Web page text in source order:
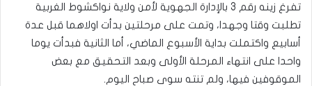
تفرغ زينه رقم 3 بالإدارة الجهوية لأمن ولاية نواكشوط الغربية
تطلبت وقتا وجهدا، وتمت على مرحلتين بدأت اولاهما قبل عدة
أسابيع واكتملت بداية الأسبوع الماضي، أما الثانية فبدأت يوما
واحدا على انتهاء المرحلة الأولى وبعد التحقيق مع بعض
الموقوفين فيها، ولم تنته سوى صباح اليوم.